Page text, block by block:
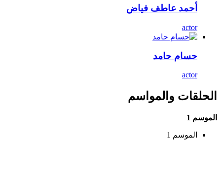
أحمد عاطف فياض
actor
حسام حامد
actor
الحلقات والمواسم
الموسم 1
الموسم 1